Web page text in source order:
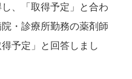
、「取得予定」と合わ
・診療所勤務の薬剤師
予定」と回答しまし